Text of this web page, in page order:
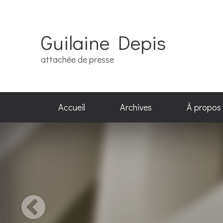
Guilaine Depis
attachée de presse
Accueil Archives À propos